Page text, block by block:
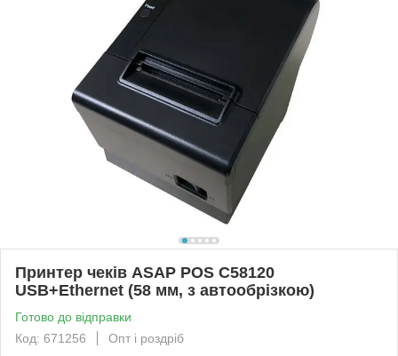
Принтер чеків ASAP POS C58120
USB+Ethernet (58 мм, з автообрізкою)
Готово до відправки
Код: 671256
Опт і роздріб